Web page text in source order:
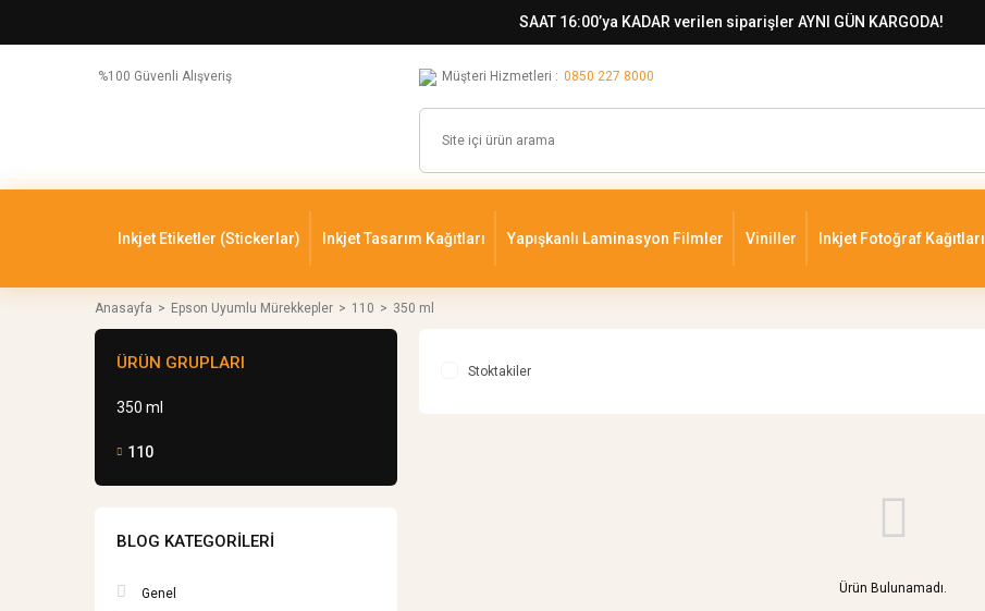
SAAT 16:00’ya KADAR verilen siparişler AYNI GÜN KARGODA!
%100 Güvenli Alışveriş Müşteri Hizmetleri : 0850 227 8000
Inkjet Etiketler (Stickerlar) Inkjet Tasarım Kağıtları Yapışkanlı Laminasyon Filmler Viniller Inkjet Fotoğraf Kağıtları
Anasayfa Epson Uyumlu Mürekkepler 110 350 ml
ÜRÜN GRUPLARI
350 ml
110
BLOG KATEGORILERI
Genel
Stoktakiler
Ürün Bulunamadı.